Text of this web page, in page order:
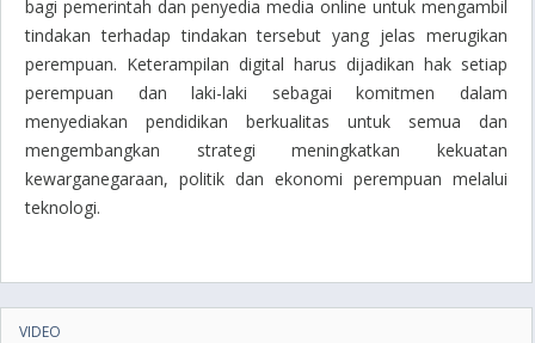
bagi pemerintah dan penyedia media online untuk mengambil
tindakan terhadap tindakan tersebut yang jelas merugikan
perempuan. Keterampilan digital harus dijadikan hak setiap
perempuan dan laki-laki sebagai komitmen dalam
menyediakan pendidikan berkualitas untuk semua dan
mengembangkan strategi meningkatkan kekuatan
kewarganegaraan, politik dan ekonomi perempuan melalui
teknologi.
VIDEO